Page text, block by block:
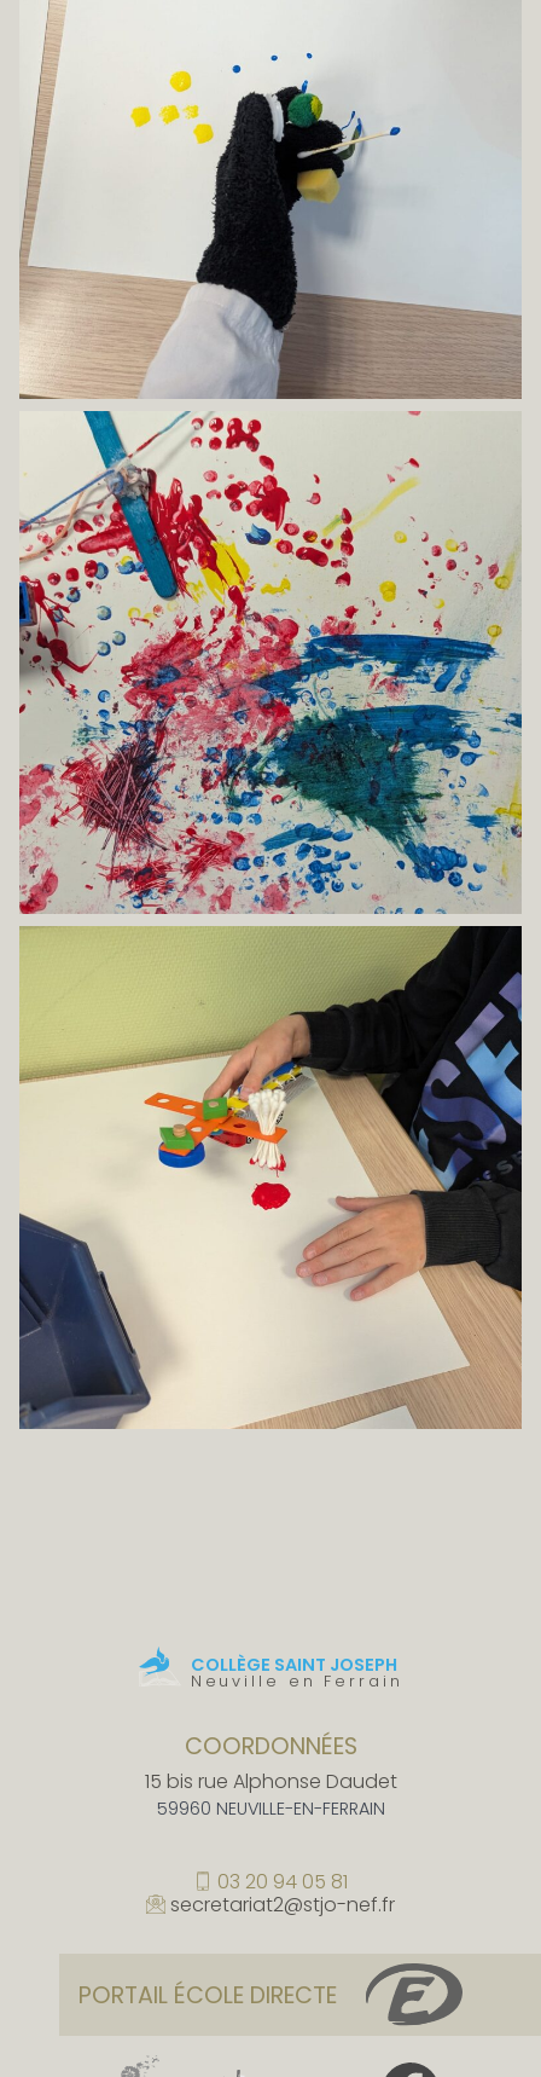
COLLÈGE SAINT JOSEPH
Neuville en Ferrain
COORDONNÉES
15 bis rue Alphonse Daudet
59960 NEUVILLE-EN-FERRAIN
03 20 94 05 81
secretariat2@stjo-nef.fr
PORTAIL ÉCOLE DIRECTE